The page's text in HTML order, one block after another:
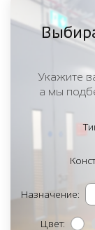
Укажите
а мы
Назначение:
Цвет: